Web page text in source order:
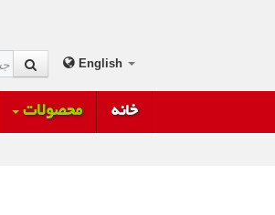
English
خانه محصولات